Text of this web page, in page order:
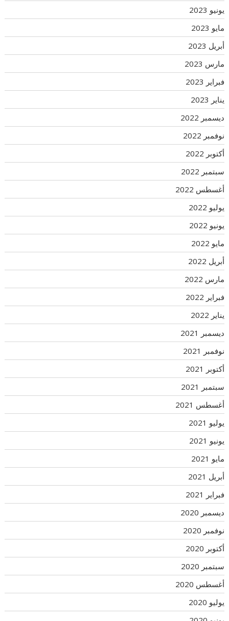
يونيو 2023
مايو 2023
أبريل 2023
مارس 2023
فبراير 2023
يناير 2023
ديسمبر 2022
نوفمبر 2022
أكتوبر 2022
سبتمبر 2022
أغسطس 2022
يوليو 2022
يونيو 2022
مايو 2022
أبريل 2022
مارس 2022
فبراير 2022
يناير 2022
ديسمبر 2021
نوفمبر 2021
أكتوبر 2021
سبتمبر 2021
أغسطس 2021
يوليو 2021
يونيو 2021
مايو 2021
أبريل 2021
فبراير 2021
ديسمبر 2020
نوفمبر 2020
أكتوبر 2020
سبتمبر 2020
أغسطس 2020
يوليو 2020